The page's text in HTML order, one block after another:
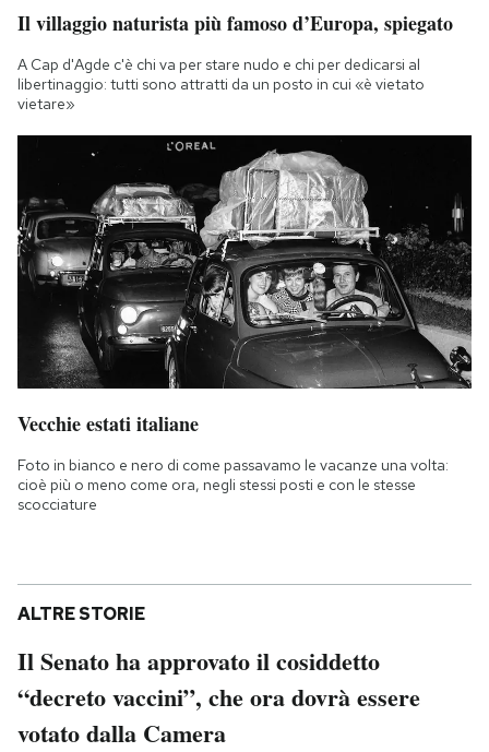
Il villaggio naturista più famoso d’Europa, spiegato
A Cap d'Agde c'è chi va per stare nudo e chi per dedicarsi al
libertinaggio: tutti sono attratti da un posto in cui «è vietato
vietare»
Vecchie estati italiane
Foto in bianco e nero di come passavamo le vacanze una volta:
cioè più o meno come ora, negli stessi posti e con le stesse
scocciature
ALTRE STORIE
Il Senato ha approvato il cosiddetto
“decreto vaccini”, che ora dovrà essere
votato dalla Camera